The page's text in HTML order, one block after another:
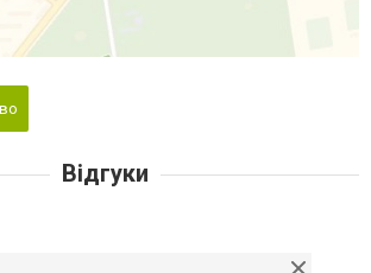
Відгуки